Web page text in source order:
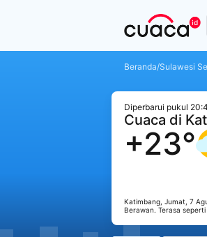
Beranda/Sulawesi
Diperbarui pukul
Cuaca di
+23°
Katimbang, Jumat, 7
Berawan. Terasa seperti